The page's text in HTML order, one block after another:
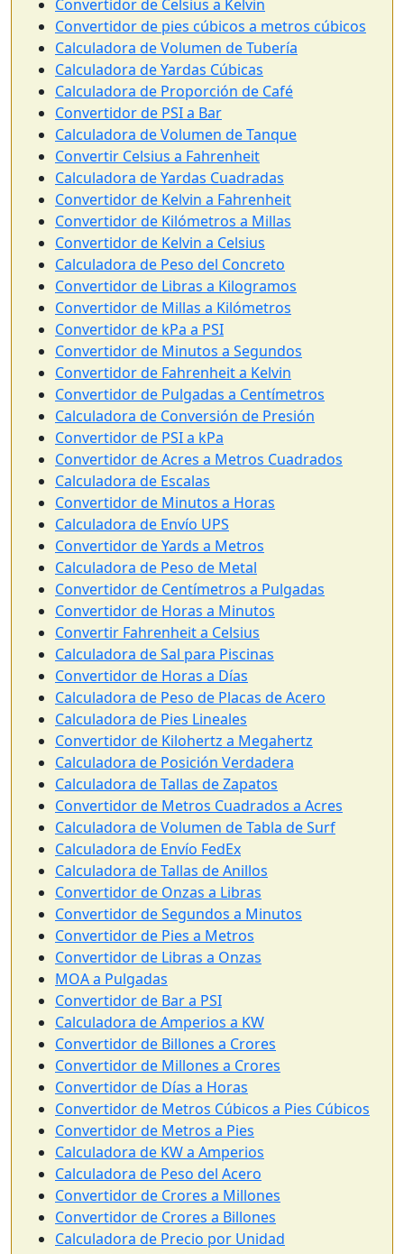
Convertidor de Celsius a Kelvin
Convertidor de pies cúbicos a metros cúbicos
Calculadora de Volumen de Tubería
Calculadora de Yardas Cúbicas
Calculadora de Proporción de Café
Convertidor de PSI a Bar
Calculadora de Volumen de Tanque
Convertir Celsius a Fahrenheit
Calculadora de Yardas Cuadradas
Convertidor de Kelvin a Fahrenheit
Convertidor de Kilómetros a Millas
Convertidor de Kelvin a Celsius
Calculadora de Peso del Concreto
Convertidor de Libras a Kilogramos
Convertidor de Millas a Kilómetros
Convertidor de kPa a PSI
Convertidor de Minutos a Segundos
Convertidor de Fahrenheit a Kelvin
Convertidor de Pulgadas a Centímetros
Calculadora de Conversión de Presión
Convertidor de PSI a kPa
Convertidor de Acres a Metros Cuadrados
Calculadora de Escalas
Convertidor de Minutos a Horas
Calculadora de Envío UPS
Convertidor de Yards a Metros
Calculadora de Peso de Metal
Convertidor de Centímetros a Pulgadas
Convertidor de Horas a Minutos
Convertir Fahrenheit a Celsius
Calculadora de Sal para Piscinas
Convertidor de Horas a Días
Calculadora de Peso de Placas de Acero
Calculadora de Pies Lineales
Convertidor de Kilohertz a Megahertz
Calculadora de Posición Verdadera
Calculadora de Tallas de Zapatos
Convertidor de Metros Cuadrados a Acres
Calculadora de Volumen de Tabla de Surf
Calculadora de Envío FedEx
Calculadora de Tallas de Anillos
Convertidor de Onzas a Libras
Convertidor de Segundos a Minutos
Convertidor de Pies a Metros
Convertidor de Libras a Onzas
MOA a Pulgadas
Convertidor de Bar a PSI
Calculadora de Amperios a KW
Convertidor de Billones a Crores
Convertidor de Millones a Crores
Convertidor de Días a Horas
Convertidor de Metros Cúbicos a Pies Cúbicos
Convertidor de Metros a Pies
Calculadora de KW a Amperios
Calculadora de Peso del Acero
Convertidor de Crores a Millones
Convertidor de Crores a Billones
Calculadora de Precio por Unidad